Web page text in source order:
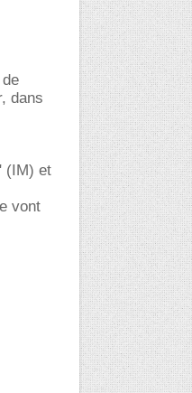
dans
(IM) et
vont